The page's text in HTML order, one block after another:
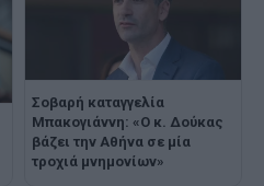
Σοβαρή καταγγελία
Μπακογιάννη: «Ο κ. Δούκας
βάζει την Αθήνα σε μία
τροχιά μνημονίων»